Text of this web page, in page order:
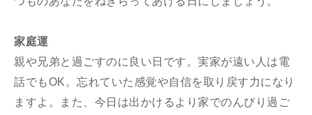
家庭運
親や兄弟と過ごすのに良い日です。実家が遠い人は電
話でもOK。忘れていた感覚や自信を取り戻す力になり
ますよ。また、今日は出かけるより家でのんびり過ご